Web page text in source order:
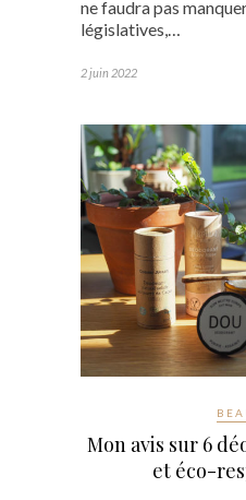
ne faudra pas
législatives,…
2 juin 2022
Mon avis sur 6
et éco-